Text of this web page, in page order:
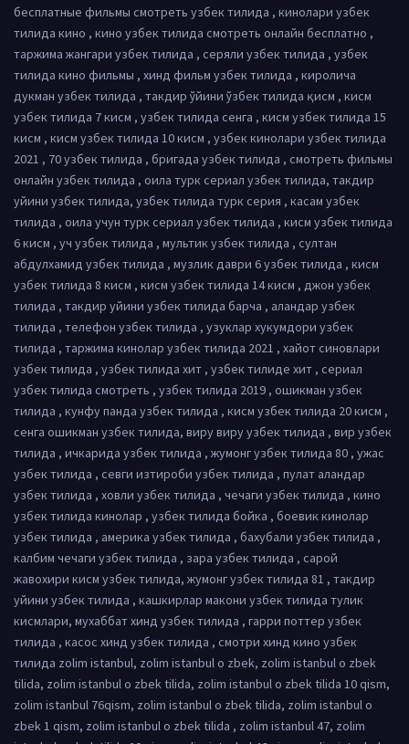
бесплатные фильмы смотреть узбек тилида , кинолари узбек
тилида кино , кино узбек тилида смотреть онлайн бесплатно ,
таржима жангари узбек тилида , серяли узбек тилида , узбек
тилида кино фильмы , хинд фильм узбек тилида , киролича
дукман узбек тилида , такдир ўйини ўзбек тилида қисм , кисм
узбек тилида 7 кисм , узбек тилида сенга , кисм узбек тилида 15
кисм , кисм узбек тилида 10 кисм , узбек кинолари узбек тилида
2021 , 70 узбек тилида , бригада узбек тилида , смотреть фильмы
онлайн узбек тилида , оила турк сериал узбек тилида, такдир
уйини узбек тилида, узбек тилида турк серия , касам узбек
тилида , оила учун турк сериал узбек тилида , кисм узбек тилида
6 кисм , уч узбек тилида , мультик узбек тилида , султан
абдулхамид узбек тилида , музлик даври 6 узбек тилида , кисм
узбек тилида 8 кисм , кисм узбек тилида 14 кисм , джон узбек
тилида , такдир уйини узбек тилида барча , аландар узбек
тилида , телефон узбек тилида , узуклар хукумдори узбек
тилида , таржима кинолар узбек тилида 2021 , хайот синовлари
узбек тилида , узбек тилида хит , узбек тилиде хит , сериал
узбек тилида смотреть , узбек тилида 2019 , ошикман узбек
тилида , кунфу панда узбек тилида , кисм узбек тилида 20 кисм ,
сенга ошикман узбек тилида, виру виру узбек тилида , вир узбек
тилида , ичкарида узбек тилида , жумонг узбек тилида 80 , ужас
узбек тилида , севги изтироби узбек тилида , пулат аландар
узбек тилида , ховли узбек тилида , чечаги узбек тилида , кино
узбек тилида кинолар , узбек тилида бойка , боевик кинолар
узбек тилида , америка узбек тилида , бахубали узбек тилида ,
калбим чечаги узбек тилида , зара узбек тилида , сарой
жавохири кисм узбек тилида, жумонг узбек тилида 81 , такдир
уйини узбек тилида , кашкирлар макони узбек тилида тулик
кисмлари, мухаббат хинд узбек тилида , гарри поттер узбек
тилида , касос хинд узбек тилида , смотри хинд кино узбек
тилида zolim istanbul, zolim istanbul o zbek, zolim istanbul o zbek
tilida, zolim istanbul o zbek tilida, zolim istanbul o zbek tilida 10 qism,
zolim istanbul 76qism, zolim istanbul o zbek tilida, zolim istanbul o
zbek 1 qism, zolim istanbul o zbek tilida , zolim istanbul 47, zolim